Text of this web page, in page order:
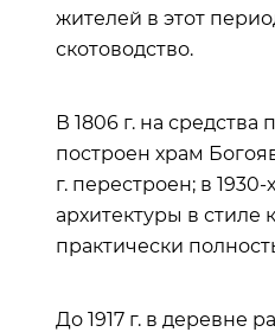
жителей в этот
скотоводство.
В 1806 г. на
построен храм
г. перестроен; в
архитектуры в стиле
практически
До 1917 г. в деревне